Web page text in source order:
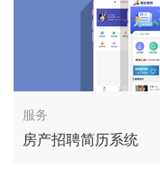
服务
房产招聘简历系统